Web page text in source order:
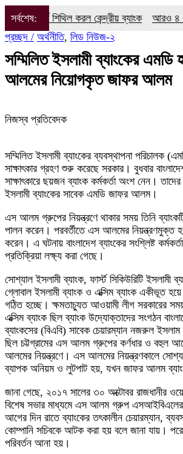
সর্বশেষ:
শর্ত শিথিল করল কেন্দ্রীয় ব্যাংক
আরও ৪ কোটি
প্রচ্ছদ / অর্থনীতি, লিড নিউজ-২
সম্মিলিত ইসলামী ব্যাংকের এমডি
আলমের নিয়োগকৃত জাফর আলম
নিজস্ব প্রতিবেদক
সম্মিলিত ইসলামী ব্যাংকের ব্যবস্থাপনা পরিচালক
সাক্ষাৎকার গ্রহণ শুরু করেছে সরকার। বুধবার
সাক্ষাৎকারে ছয়জন ব্যাংক কর্মকর্তা অংশ নেন।
ইসলামী ব্যাংকের সাবেক এমডি জাফর আলম।
এস আলম গ্রুপের নিয়ন্ত্রণে থাকার সময় তিনি
পালন করেন। পরবর্তীতে এস আলমের নিয়ন্ত্রণমুক্ত
করেন। এ ঘটনায় বাংলাদেশ ব্যাংকের সংশ্লিষ্ট
প্রতিক্রিয়া লক্ষ্য করা গেছে।
সোশ্যাল ইসলামী ব্যাংক, ফার্স্ট সিকিউরিটি ইসলামী
গ্লোবাল ইসলামী ব্যাংক ও এক্সিম ব্যাংক একীভূত হয়ে
গঠিত হচ্ছে। ক্ষমতাচ্যুত আওয়ামী লীগ সরকারের সময়
এক্সিম ব্যাংক ছিল ব্যাংক উদ্যোক্তাদের সংগঠন
ব্যাংকসের (বিএবি) সাবেক চেয়ারম্যান নজরুল ইসলাম
ছিল চট্টগ্রামের এস আলম গ্রুপের কর্ণধার ও বহুল
আলমের নিয়ন্ত্রণে। এস আলমের নিয়ন্ত্রণকালে
ব্যাপক অনিয়ম ও লুটপাট হয়, যখন জাফর আলম
জানা গেছে, ২০১৭ সালের ৩০ অক্টোবর রাজধানীর
বিশেষ সভার মাধ্যমে এস আলম গ্রুপ এসআইবিএলের
আগের দিন রাতে ব্যাংকের তৎকালীন চেয়ারম্যান,
কোম্পানি সচিবকে আটক করা হয় বলে জানা যায়।
পরিবর্তন আনা হয়।